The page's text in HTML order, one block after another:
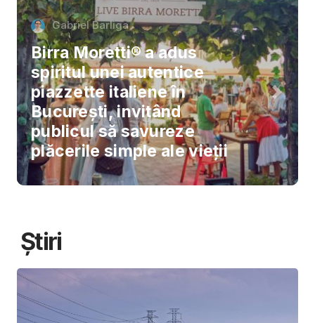
Gabriel Barliga
Birra Moretti® a adus
spiritul unei autentice
piazzette italiene în
București, invitând
publicul să savureze
plăcerile simple ale vieții
Știri